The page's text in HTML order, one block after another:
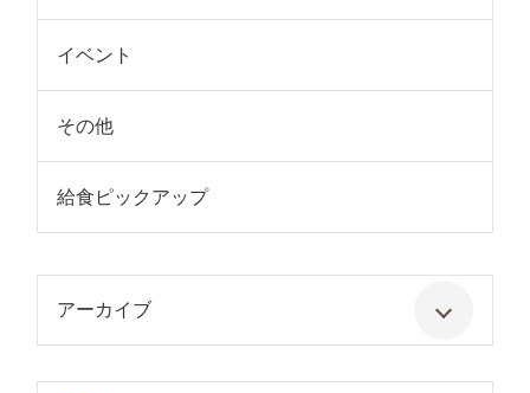
イベント
その他
給食ピックアップ
アーカイブ